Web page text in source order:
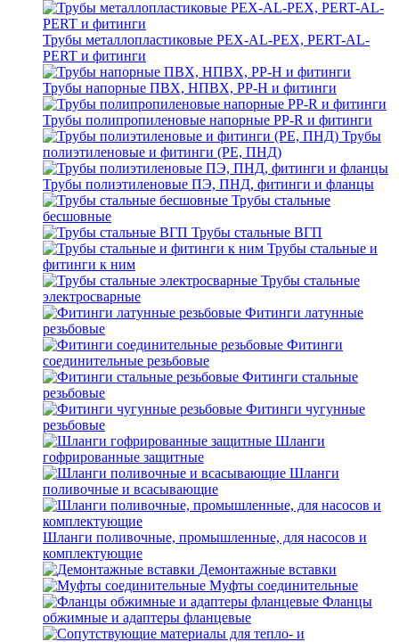
Трубы металлопластиковые PEX-AL-PEX, PERT-AL-
PERT и фитинги
Трубы напорные ПВХ, НПВХ, PP-H и фитинги
Трубы полипропиленовые напорные PP-R и фитинги
Трубы
полиэтиленовые и фитинги (PE, ПНД)
Трубы полиэтиленовые ПЭ, ПНД, фитинги и фланцы
Трубы стальные
бесшовные
Трубы стальные ВГП
Трубы стальные и
фитинги к ним
Трубы стальные
электросварные
Фитинги латунные
резьбовые
Фитинги
соединительные резьбовые
Фитинги стальные
резьбовые
Фитинги чугунные
резьбовые
Шланги
гофрированные защитные
Шланги
поливочные и всасывающие
Шланги поливочные, промышленные, для насосов и
комплектующие
Демонтажные вставки
Муфты соединительные
Фланцы
обжимные и адаптеры фланцевые